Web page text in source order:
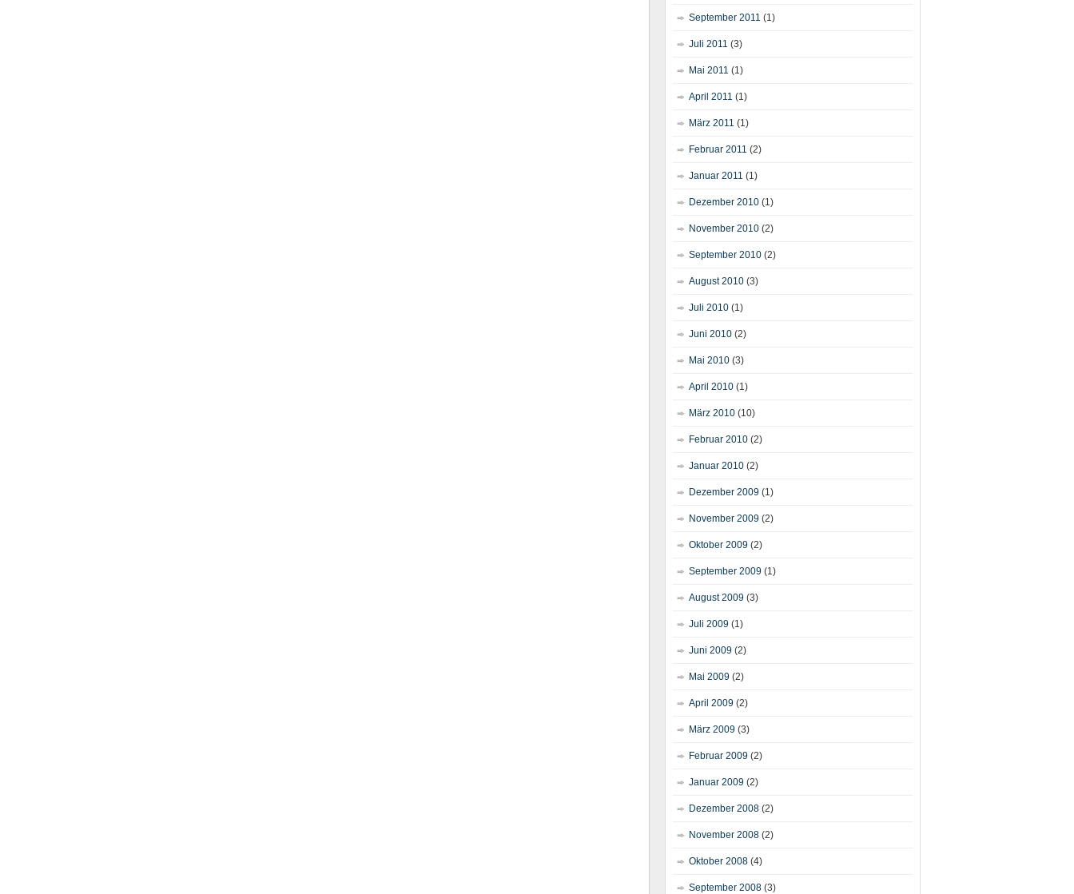
September 2011 (1)
Juli 2011 (3)
Mai 2011 (1)
April 2011 (1)
März 2011 (1)
Februar 2011 (2)
Januar 2011 (1)
Dezember 2010 (1)
November 2010 (2)
September 2010 (2)
August 2010 (3)
Juli 2010 (1)
Juni 2010 (2)
Mai 2010 (3)
April 2010 (1)
März 2010 (10)
Februar 2010 (2)
Januar 2010 (2)
Dezember 2009 (1)
November 2009 (2)
Oktober 2009 (2)
September 2009 (1)
August 2009 (3)
Juli 2009 (1)
Juni 2009 (2)
Mai 2009 (2)
April 2009 (2)
März 2009 (3)
Februar 2009 (2)
Januar 2009 (2)
Dezember 2008 (2)
November 2008 (2)
Oktober 2008 (4)
September 2008 (3)